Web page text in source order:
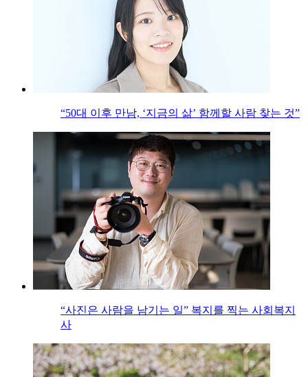
“50대 이후 만남, ‘지금의 삶’ 함께할 사람 찾는 것”
“사진은 사람을 남기는 일” 복지를 찍는 사회복지
사